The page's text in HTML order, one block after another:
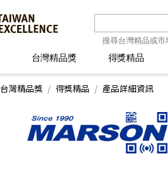
台灣精品獎
線上報名
得獎精品
最新消息 精
台灣精品獎 得獎精品 產品詳細資訊
台灣精品獎
線上報名
得獎精品
最新消息 精